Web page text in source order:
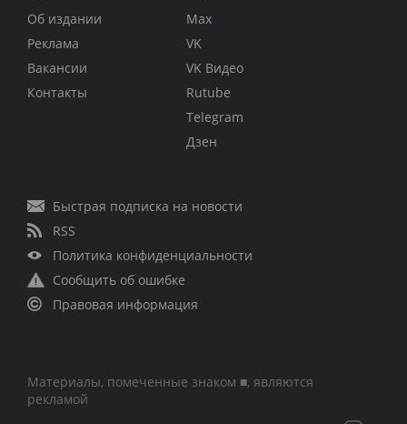
Об издании
Реклама
Вакансии
Контакты
Max
VK
VK Видео
Rutube
Telegram
Дзен
Быстрая подписка на новости
RSS
Политика конфиденциальности
Сообщить об ошибке
Правовая информация
Материалы, помеченные знаком ■, являются
рекламой